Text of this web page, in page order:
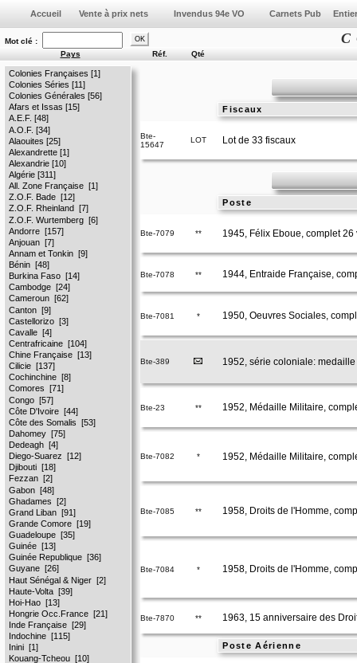
Mot clé :
Vente à prix nets Invendus 94e VO
C
Pays Réf. Qté
Colonies Françaises [1]
Colonies Séries [11]
Colonies Générales [56]
Afars et Issas [15]
A.E.F. [48]
A.O.F. [34]
Alaouites [25]
Alexandrette [1]
Alexandrie [10]
Algérie [311]
Fiscaux
Bte-
15647
LOT Lot de 33 fiscaux
Poste
Bte-7079 ** 1945, Félix Eboue, complet 26
Bte-7078 ** 1944, Entraide Française,
Bte-7081 * 1950, Oeuvres Sociales,
Bte-389 1952, série coloniale:
Bte-23 ** 1952, Médaille Militaire,
Bte-7082 * 1952, Médaille Militaire,
Bte-7085 ** 1958, Droits de l'Homme,
Bte-7084 * 1958, Droits de l'Homme,
Bte-7870 ** 1963, 15 anniversaire des
Poste Aérienne